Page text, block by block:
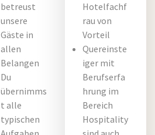
betreust
unsere
Gäste in
allen
Belangen
Du
übernimms
t alle
typischen
Hotelfachf
rau von
Vorteil
Quereinste
iger mit
Berufserfa
hrung im
Bereich
Hospitality